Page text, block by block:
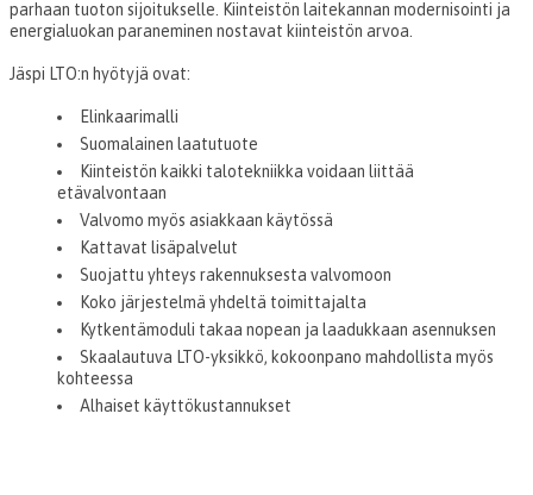
parhaan tuoton sijoitukselle. Kiinteistön laitekannan modernisointi ja
energialuokan paraneminen nostavat kiinteistön arvoa.
Jäspi LTO:n hyötyjä ovat:
Elinkaarimalli
Suomalainen laatutuote
Kiinteistön kaikki talotekniikka voidaan liittää
etävalvontaan
Valvomo myös asiakkaan käytössä
Kattavat lisäpalvelut
Suojattu yhteys rakennuksesta valvomoon
Koko järjestelmä yhdeltä toimittajalta
Kytkentämoduli takaa nopean ja laadukkaan asennuksen
Skaalautuva LTO-yksikkö, kokoonpano mahdollista myös
kohteessa
Alhaiset käyttökustannukset